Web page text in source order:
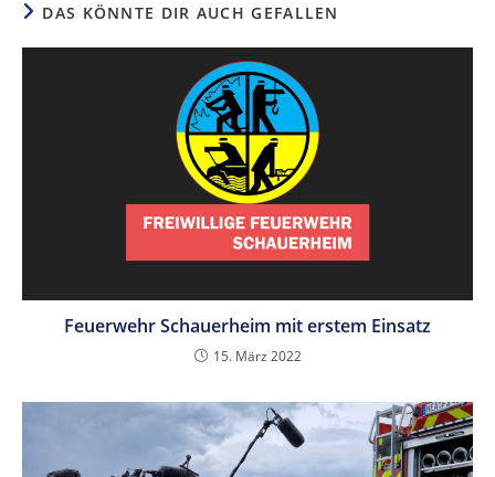
DAS KÖNNTE DIR AUCH GEFALLEN
Feuerwehr Schauerheim mit erstem Einsatz
15. März 2022